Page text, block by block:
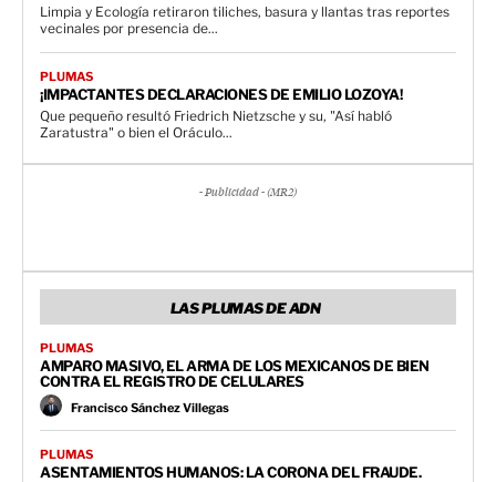
Limpia y Ecología retiraron tiliches, basura y llantas tras reportes
vecinales por presencia de...
PLUMAS
¡IMPACTANTES DECLARACIONES DE EMILIO LOZOYA!
Que pequeño resultó Friedrich Nietzsche y su, "Así habló
Zaratustra" o bien el Oráculo...
- Publicidad - (MR2)
LAS PLUMAS DE ADN
PLUMAS
AMPARO MASIVO, EL ARMA DE LOS MEXICANOS DE BIEN
CONTRA EL REGISTRO DE CELULARES
Francisco Sánchez Villegas
PLUMAS
ASENTAMIENTOS HUMANOS: LA CORONA DEL FRAUDE.